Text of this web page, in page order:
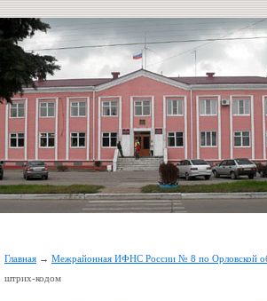
Главная → Межрайонная ИФНС России № 8 по Орловской
штрих-кодом